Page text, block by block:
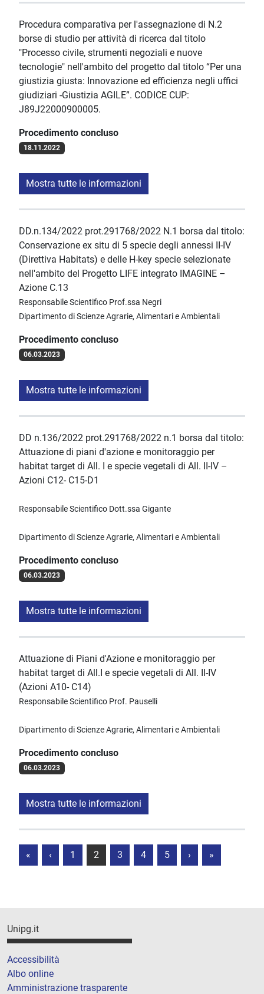
Procedura comparativa per l'assegnazione di N.2
borse di studio per attività di ricerca dal titolo
"Processo civile, strumenti negoziali e nuove
tecnologie" nell'ambito del progetto dal titolo “Per una
giustizia giusta: Innovazione ed efficienza negli uffici
giudiziari -Giustizia AGILE”. CODICE CUP:
J89J22000900005.
Procedimento concluso
18.11.2022
Mostra tutte le informazioni
DD.n.134/2022 prot.291768/2022 N.1 borsa dal titolo:
Conservazione ex situ di 5 specie degli annessi II-IV
(Direttiva Habitats) e delle H-key specie selezionate
nell'ambito del Progetto LIFE integrato IMAGINE –
Azione C.13
Responsabile Scientifico Prof.ssa Negri
Dipartimento di Scienze Agrarie, Alimentari e Ambientali
Procedimento concluso
06.03.2023
Mostra tutte le informazioni
DD n.136/2022 prot.291768/2022 n.1 borsa dal titolo:
Attuazione di piani d'azione e monitoraggio per
habitat target di All. I e specie vegetali di All. II-IV –
Azioni C12- C15-D1
Responsabile Scientifico Dott.ssa Gigante
Dipartimento di Scienze Agrarie, Alimentari e Ambientali
Procedimento concluso
06.03.2023
Mostra tutte le informazioni
Attuazione di Piani d'Azione e monitoraggio per
habitat target di All.I e specie vegetali di All. II-IV
(Azioni A10- C14)
Responsabile Scientifico Prof. Pauselli
Dipartimento di Scienze Agrarie, Alimentari e Ambientali
Procedimento concluso
06.03.2023
Mostra tutte le informazioni
« ‹ 1 2 3 4 5 › »
Unipg.it
Accessibilità
Albo online
Amministrazione trasparente